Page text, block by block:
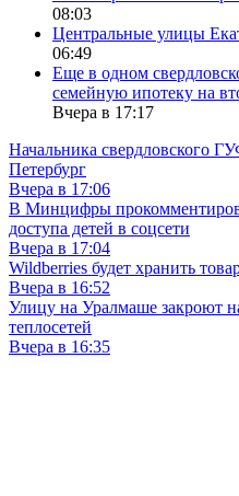
08:03
Центральные улицы
06:49
Еще в одном
семейную ипотеку на
Вчера в 17:17
Начальника свердловского
Петербург
Вчера в 17:06
В Минцифры
доступа детей в соцсети
Вчера в 17:04
Wildberries будет хранить
Вчера в 16:52
Улицу на Уралмаше закроют
теплосетей
Вчера в 16:35